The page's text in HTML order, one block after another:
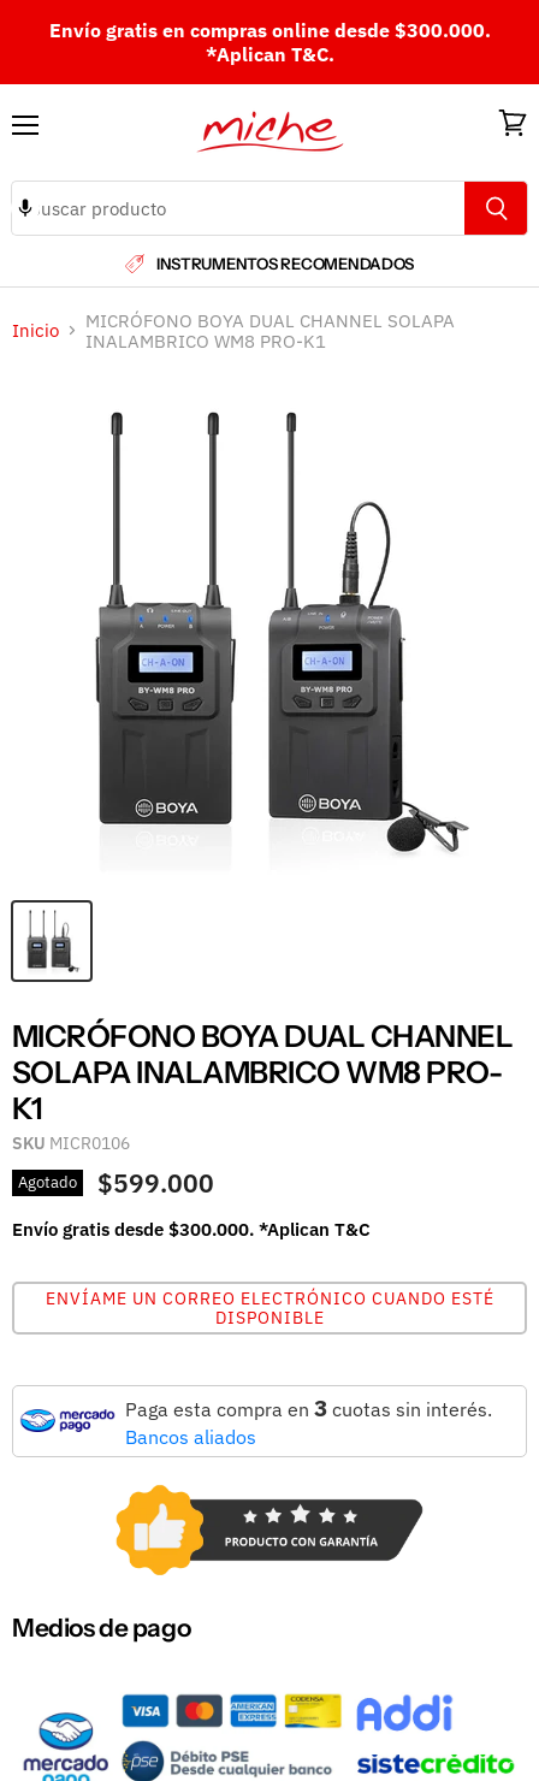
Envío gratis en compras online desde $300.000.
*Aplican T&C.
INSTRUMENTOS RECOMENDADOS
Inicio
MICRÓFONO BOYA DUAL CHANNEL SOLAPA
INALAMBRICO WM8 PRO-K1
MICRÓFONO BOYA DUAL CHANNEL
SOLAPA INALAMBRICO WM8 PRO-
K1
SKU MICR0106
Agotado $599.000
Envío gratis desde $300.000. *Aplican T&C
ENVÍAME UN CORREO ELECTRÓNICO CUANDO ESTÉ
DISPONIBLE
Paga esta compra en 3 cuotas sin interés.
Bancos aliados
Medios de pago